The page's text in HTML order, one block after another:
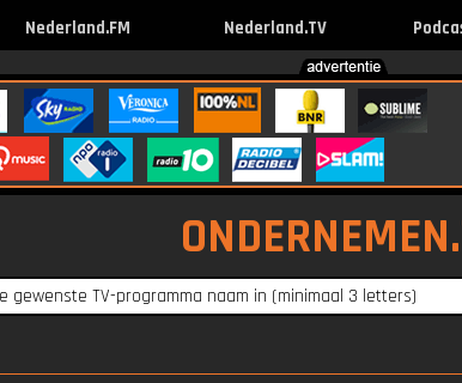
Nederland.FM Nederland.TV